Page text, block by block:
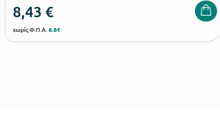
8,43 €
χωρίς Φ.Π.Α.6.8€